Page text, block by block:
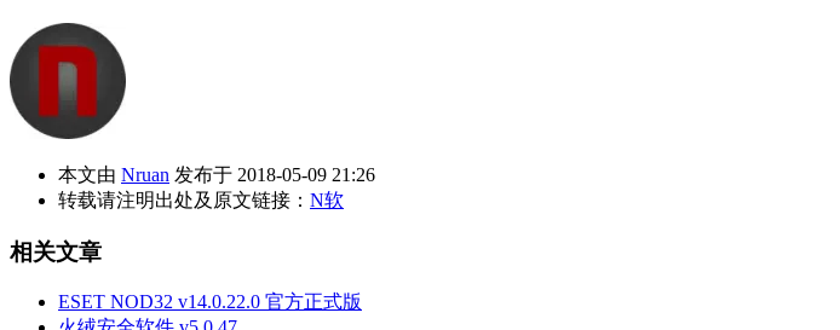
本文由 Nruan 发布于 2018-05-09 21:26
转载请注明出处及原文链接： N软
相关文章
ESET NOD32 v14.0.22.0 官方正式版